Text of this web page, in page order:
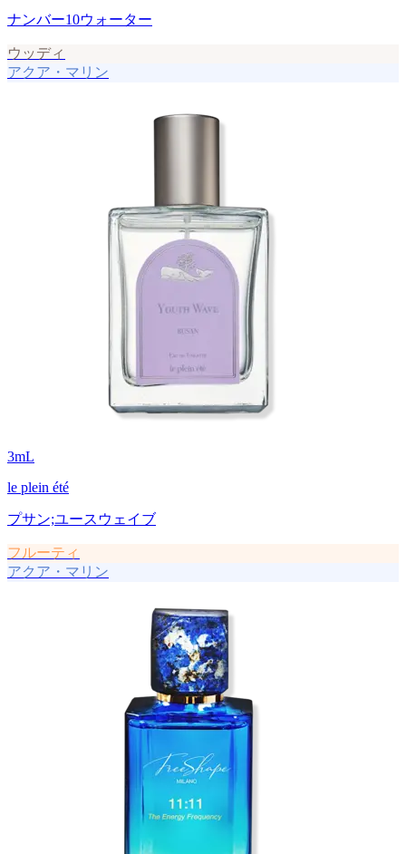
ナンバー10ウォーター
ウッディ
アクア・マリン
3mL
le plein été
プサン;ユースウェイブ
フルーティ
アクア・マリン